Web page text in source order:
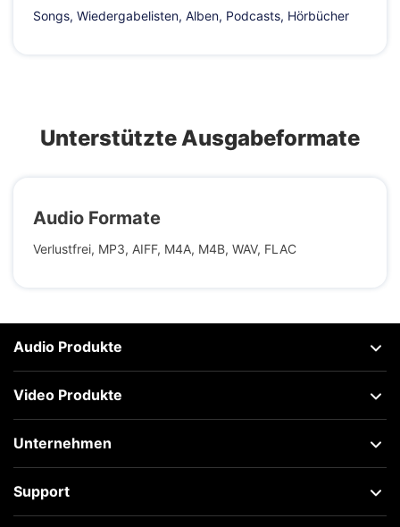
Songs, Wiedergabelisten, Alben, Podcasts, Hörbücher
Unterstützte Ausgabeformate
Audio Formate
Verlustfrei, MP3, AIFF, M4A, M4B, WAV, FLAC
Audio Produkte
Video Produkte
Unternehmen
Support